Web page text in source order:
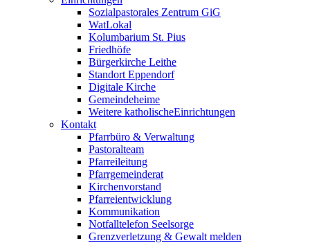
Sozialpastorales Zentrum GiG
WatLokal
Kolumbarium St. Pius
Friedhöfe
Bürgerkirche Leithe
Standort Eppendorf
Digitale Kirche
Gemeindeheime
Weitere katholische­­Einrichtungen
Kontakt
Pfarrbüro & Verwaltung
Pastoralteam
Pfarreileitung
Pfarrgemeinderat
Kirchenvorstand
Pfarreientwicklung
Kommunikation
Notfalltelefon Seelsorge
Grenzverletzung & Gewalt melden